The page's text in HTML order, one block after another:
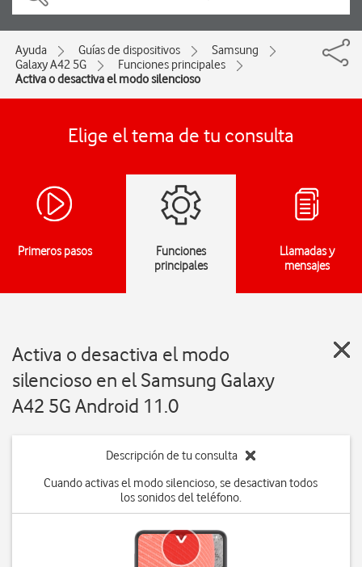
Ayuda Guías de dispositivos
Samsung
Galaxy A42 5G
Funciones principales
Activa o desactiva el modo silencioso
Elige el tema de tu consulta
Primeros pasos
Funciones
principales
Llamadas y
mensajes
Activa o desactiva el modo
silencioso en el Samsung Galaxy
A42 5G Android 11.0
Descripción de tu consulta
Cuando activas el modo silencioso, se desactivan todos
los sonidos del teléfono.